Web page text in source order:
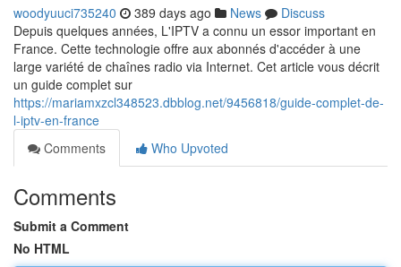
woodyuuci735240 389 days ago News
Discuss
Depuis quelques années, L'IPTV a connu un essor important en
France. Cette technologie offre aux abonnés d'accéder à une
large variété de chaînes radio via Internet. Cet article vous décrit
un guide complet sur
https://mariamxzcl348523.dbblog.net/9456818/guide-complet-de-
l-iptv-en-france
Comments
Who Upvoted
Comments
Submit a Comment
No HTML